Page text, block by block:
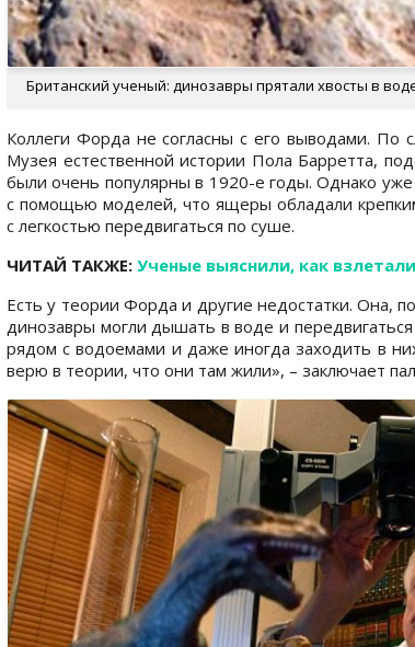
Британский ученый: динозавры прятали хвосты в
Коллеги Форда не согласны с его выводами. По
Музея естественной истории Пола Барретта,
были очень популярны в 1920-е годы. Однако уже
с помощью моделей, что ящеры обладали
с легкостью передвигаться по суше.
ЧИТАЙ ТАКЖЕ: Ученые выяснили, как
Есть у теории Форда и другие недостатки. Она,
динозавры могли дышать в воде и
рядом с водоемами и даже иногда заходить в
верю в теории, что они там жили», – заключает